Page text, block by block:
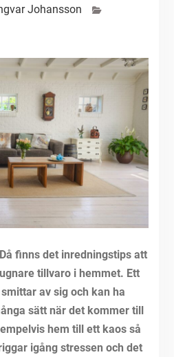
Johansson
finns det inredningstips att
tillvaro i hemmet. Ett
av sig och kan ha
sätt när det kommer till
hem till ett kaos så
igång stressen och det